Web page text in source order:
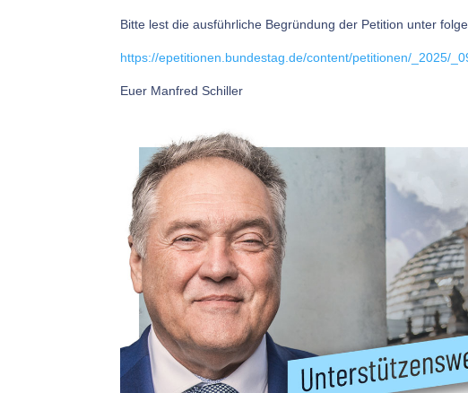
Bitte lest die ausführliche Begründung der Petition unter
https://epetitionen.bundestag.de/content/petitionen/_2025/
Euer Manfred Schiller